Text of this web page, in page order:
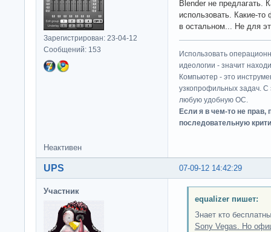
Зарегистрирован: 23-04-12
Сообщений: 153
Blender не предлагать.
использовать. Какие-
в остальном... Не для
Использовать
идеологии - значит
Компьютер - это
узкопрофильных задач. С
любую удобную ОС.
Если я в чем-то не прав,
последовательную
Неактивен
07-09-12 14:42:29
UPS
Участник
equalizer пишет:
Знает кто
Sony Vegas. Но